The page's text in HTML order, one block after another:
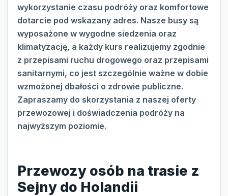
wykorzystanie czasu podróży oraz komfortowe
dotarcie pod wskazany adres. Nasze busy są
wyposażone w wygodne siedzenia oraz
klimatyzację, a każdy kurs realizujemy zgodnie
z przepisami ruchu drogowego oraz przepisami
sanitarnymi, co jest szczególnie ważne w dobie
wzmożonej dbałości o zdrowie publiczne.
Zapraszamy do skorzystania z naszej oferty
przewozowej i doświadczenia podróży na
najwyższym poziomie.
Przewozy osób na trasie z
Sejny do Holandii